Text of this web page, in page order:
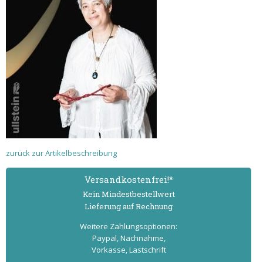
zurück zur Artikelbeschreibung
Versand­kostenfrei!*
Kein Mindest­bestell­wert
Lieferung auf Rechnung
Weitere Zahlungs­optionen:
Paypal, Nachnahme,
Vorkasse, Lastschrift